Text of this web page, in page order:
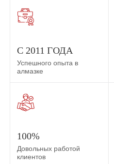
С 2011 ГОДА
Успешного опыта в
алмазке
100%
Довольных работой
клиентов